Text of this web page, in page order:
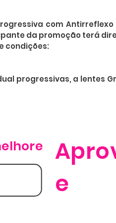
com
da promoção terá
condições:
progressivas, a lentes
obrigatoriamente da
do primeiro par,
de lentes Gradual
e